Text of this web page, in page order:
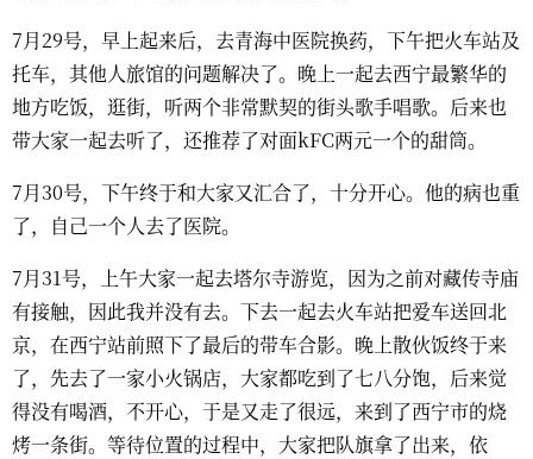
7月29号，早上起来后，去青海中医院换药，下午把火车站及
托车，其他人旅馆的问题解决了。晚上一起去西宁最繁华的
地方吃饭，逛街，听两个非常默契的街头歌手唱歌。后来也
带大家一起去听了，还推荐了对面kFC两元一个的甜筒。
7月30号，下午终于和大家又汇合了，十分开心。他的病也重
了，自己一个人去了医院。
7月31号，上午大家一起去塔尔寺游览，因为之前对藏传寺庙
有接触，因此我并没有去。下去一起去火车站把爱车送回北
京，在西宁站前照下了最后的带车合影。晚上散伙饭终于来
了，先去了一家小火锅店，大家都吃到了七八分饱，后来觉
得没有喝酒，不开心，于是又走了很远，来到了西宁市的烧
烤一条街。等待位置的过程中，大家把队旗拿了出来，依